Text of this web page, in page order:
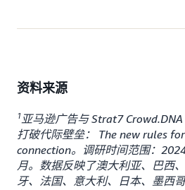
资料来源
1亚马逊广告与 Strat7 Crowd.DNA
打破代际壁垒： The new rules
connection。调研时间范围：
月。数据反映了澳大利亚、巴西
牙、法国、意大利、日本、墨西